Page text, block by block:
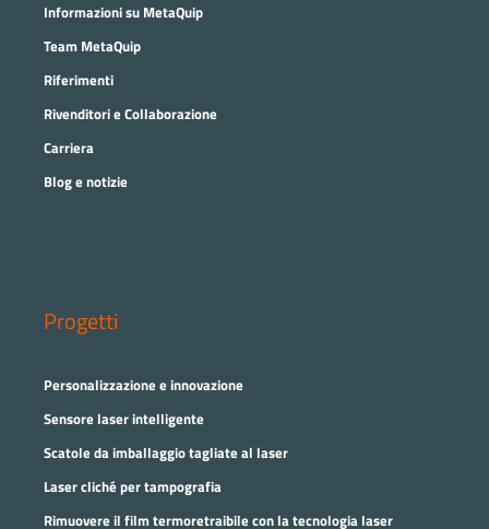
Informazioni su MetaQuip
Team MetaQuip
Riferimenti
Rivenditori e Collaborazione
Carriera
Blog e notizie
Progetti
Personalizzazione e innovazione
Sensore laser intelligente
Scatole da imballaggio tagliate al laser
Laser cliché per tampografia
Rimuovere il film termoretraibile con la tecnologia laser